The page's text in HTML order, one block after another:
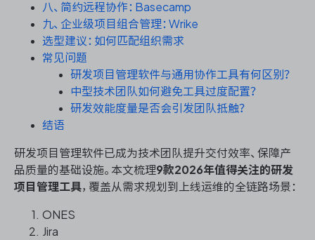
服务台和工单管理
IPD 研发管理
ASPICE 研发管理
ONES 资讯
八、简约远程协作：Basecamp
九、企业级项目组合管理：Wrike
选型建议：如何匹配组织需求
常见问题
研发项目管理软件与通用协作工具有何区别？
中型技术团队如何避免工具过度配置？
研发效能度量是否会引发团队抵触？
结语
研发项目管理软件已成为技术团队提升交付效率、保障产
品质量的基础设施。本文梳理9款2026年值得关注的研发
项目管理工具，覆盖从需求规划到上线运维的全链路场景：
ONES
Jira